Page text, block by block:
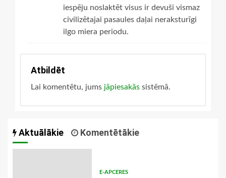
iespēju noslaktēt visus ir devuši vismaz
civilizētajai pasaules daļai neraksturīgi
ilgo miera periodu.
Atbildēt
Lai komentētu, jums jāpiesakās sistēmā.
Aktuālākie Komentētākie
E-APCERES